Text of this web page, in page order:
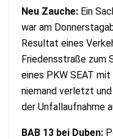
Neu Zauche: Ein
war am
Resultat eines
Friedensstraße zum
eines PKW SEAT
niemand verletzt
der Unfallaufnahme
BAB 13 bei Duben: